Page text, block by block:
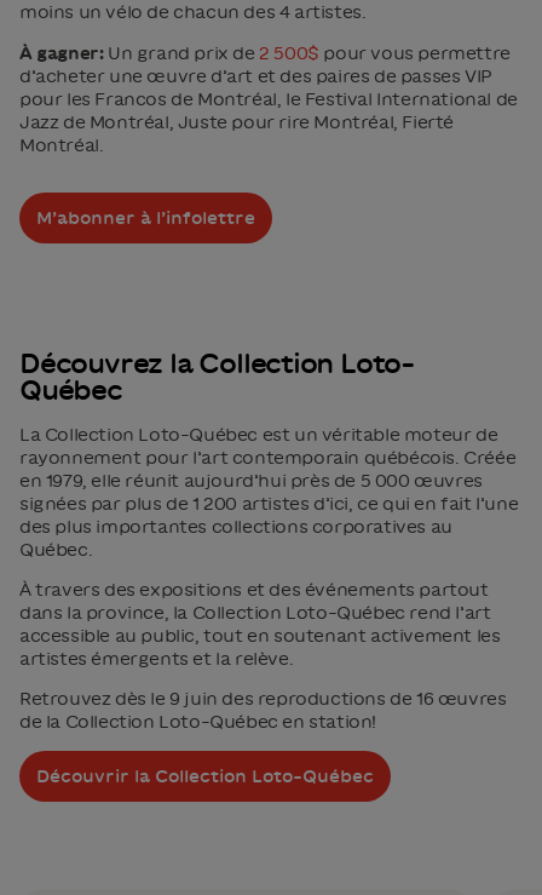
moins un vélo de chacun des 4 artistes.
À gagner:Un grand prix de 2 500$ pour vous permettre
d’acheter une œuvre d’art et des paires de passes VIP
pour les Francos de Montréal, le Festival International de
Jazz de Montréal, Juste pour rire Montréal, Fierté
Montréal.
M’abonner à l’infolettre
Découvrez la Collection Loto-
Québec
La Collection Loto-Québec est un véritable moteur de
rayonnement pour l’art contemporain québécois. Créée
en 1979, elle réunit aujourd’hui près de 5 000 œuvres
signées par plus de 1 200 artistes d’ici, ce qui en fait l’une
des plus importantes collections corporatives au
Québec.
À travers des expositions et des événements partout
dans la province, la Collection Loto-Québec rend l’art
accessible au public, tout en soutenant activement les
artistes émergents et la relève.
Retrouvez dès le 9 juin des reproductions de 16 œuvres
de la Collection Loto-Québec en station!
Découvrir la Collection Loto-Québec